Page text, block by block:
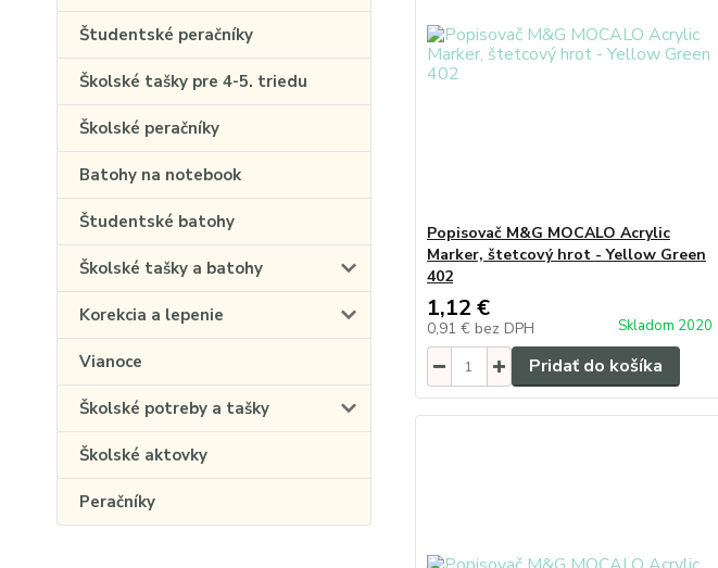
Študentské peračníky
Školské tašky pre 4-5. triedu
Školské peračníky
Batohy na notebook
Študentské batohy
Školské tašky a batohy
Korekcia a lepenie
Vianoce
Školské potreby a tašky
Školské aktovky
Peračníky
Popisovač M&G MOCALO Acrylic
Marker, štetcový hrot - Yellow Green
402
1,12 €
0,91 € bez DPH Skladom 2020
Pridať do košíka